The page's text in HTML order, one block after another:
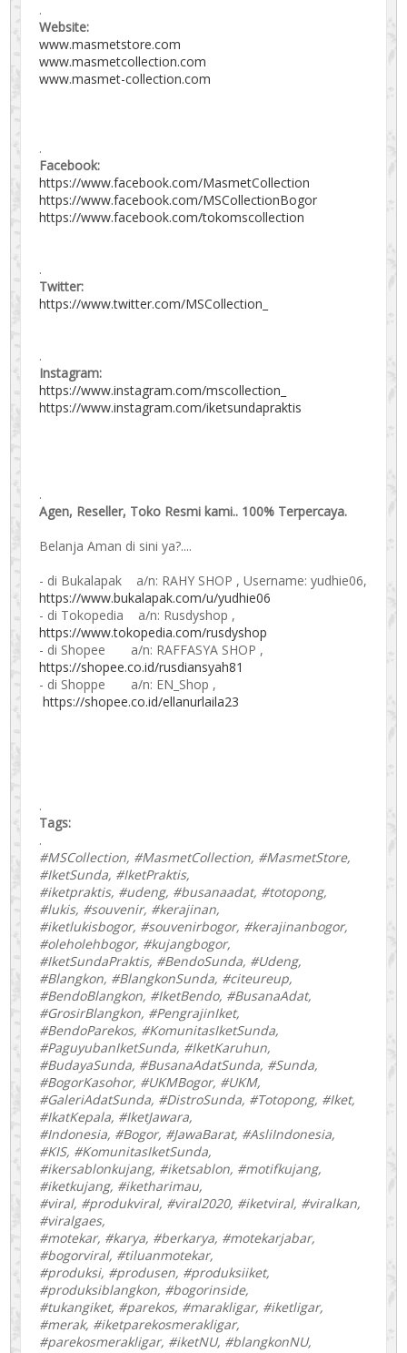
.
Website:
www.masmetstore.com
www.masmetcollection.com
www.masmet-collection.com
.
Facebook:
https://www.facebook.com/MasmetCollection
https://www.facebook.com/MSCollectionBogor
https://www.facebook.com/tokomscollection
.
Twitter:
https://www.twitter.com/MSCollection_
.
Instagram:
https://www.instagram.com/mscollection_
https://www.instagram.com/iketsundapraktis
.
Agen, Reseller, Toko Resmi kami.. 100% Terpercaya.
Belanja Aman di sini ya?....
- di Bukalapak a/n: RAHY SHOP , Username: yudhie06,
https://www.bukalapak.com/u/yudhie06
- di Tokopedia a/n: Rusdyshop ,
https://www.tokopedia.com/rusdyshop
- di Shopee a/n: RAFFASYA SHOP ,
https://shopee.co.id/rusdiansyah81
- di Shoppe a/n: EN_Shop ,
https://shopee.co.id/ellanurlaila23
.
Tags:
.
#MSCollection, #MasmetCollection, #MasmetStore,
#IketSunda, #IketPraktis,
#iketpraktis, #udeng, #busanaadat, #totopong,
#lukis, #souvenir, #kerajinan,
#iketlukisbogor, #souvenirbogor, #kerajinanbogor,
#oleholehbogor, #kujangbogor,
#IketSundaPraktis, #BendoSunda, #Udeng,
#Blangkon, #BlangkonSunda, #citeureup,
#BendoBlangkon, #IketBendo, #BusanaAdat,
#GrosirBlangkon, #PengrajinIket,
#BendoParekos, #KomunitasIketSunda,
#PaguyubanIketSunda, #IketKaruhun,
#BudayaSunda, #BusanaAdatSunda, #Sunda,
#BogorKasohor, #UKMBogor, #UKM,
#GaleriAdatSunda, #DistroSunda, #Totopong, #Iket,
#IkatKepala, #IketJawara,
#Indonesia, #Bogor, #JawaBarat, #AsliIndonesia,
#KIS, #KomunitasIketSunda,
#ikersablonkujang, #iketsablon, #motifkujang,
#iketkujang, #iketharimau,
#viral, #produkviral, #viral2020, #iketviral, #viralkan,
#viralgaes,
#motekar, #karya, #berkarya, #motekarjabar,
#bogorviral, #tiluanmotekar,
#produksi, #produsen, #produksiiket,
#produksiblangkon, #bogorinside,
#tukangiket, #parekos, #marakligar, #iketligar,
#merak, #iketparekosmerakligar,
#parekosmerakligar, #iketNU, #blangkonNU,